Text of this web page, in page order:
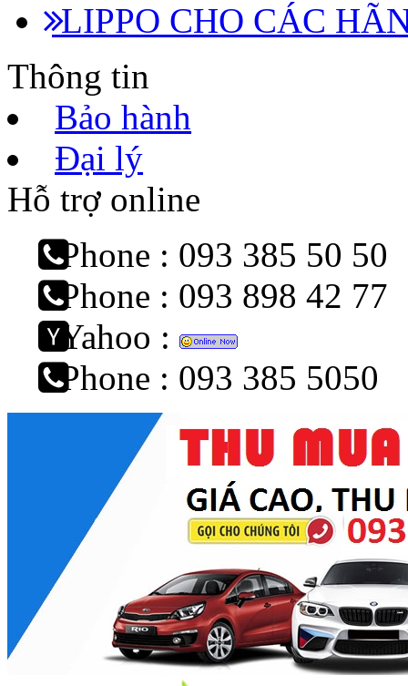
LIPPO CHO CÁC
Thông tin
Bảo hành
Đại lý
Hỗ trợ online
Phone : 093 385 50 50
Phone : 093 898 42 77
Yahoo :
Phone : 093 385 5050